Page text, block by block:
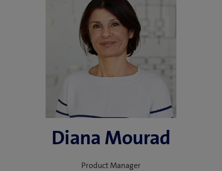
Diana Mourad
Product Manager